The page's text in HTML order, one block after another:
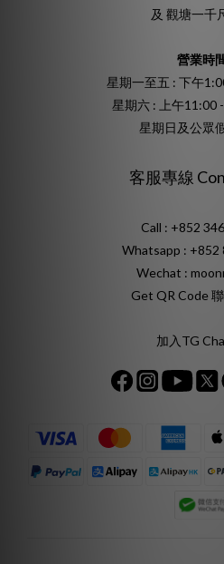
及 觀塘一千
營業時
星期一至五 : 下午
星期六 : 上午11:00
星期日及公眾
客服專線
Call : +852
Whatsapp : +852
Wechat :
Get QR Code
加入TG